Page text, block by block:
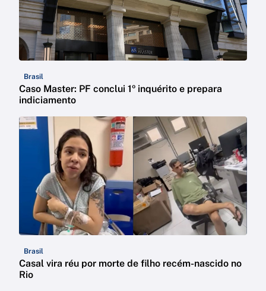
Brasil
Caso Master: PF conclui 1º inquérito e prepara
indiciamento
Brasil
Casal vira réu por morte de filho recém-nascido no
Rio